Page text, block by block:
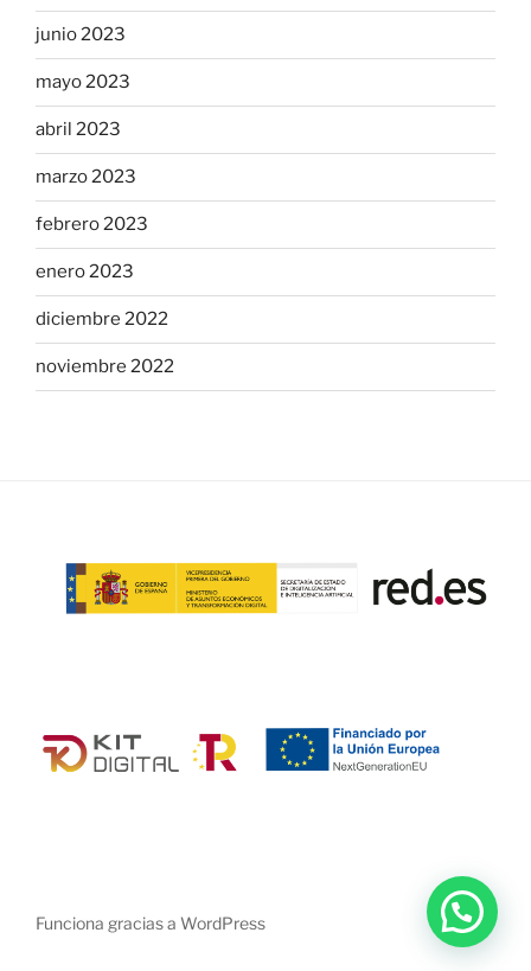
junio 2023
mayo 2023
abril 2023
marzo 2023
febrero 2023
enero 2023
diciembre 2022
noviembre 2022
Funciona gracias a WordPress